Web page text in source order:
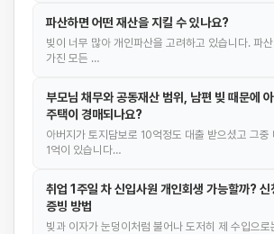
파산하면 어떤 재산을 지킬 수 있나요?
빚이 너무 많아 개인파산을 고려하고 있습니다. 파
가진 모든 …
부모님 채무와 공동재산 범위, 남편 빚 때문에
주택이 경매되나요?
아버지가 토지담보로 10억정도 대출 받으셨고 그중
1억이 있습니다…
취업 1주일 차 신입사원 개인회생 가능할까? 신
증빙 방법
빚과 이자가 눈덩이처럼 불어나 도저히 제 수입으로